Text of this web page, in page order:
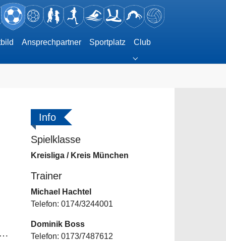
Ansprechpartner Sportplatz Club
Submenu for "Club"
Info
Spielklasse
Kreisliga / Kreis München
Trainer
Michael Hachtel
Telefon: 0174/3244001
Dominik Boss
Telefon: 0173/7487612